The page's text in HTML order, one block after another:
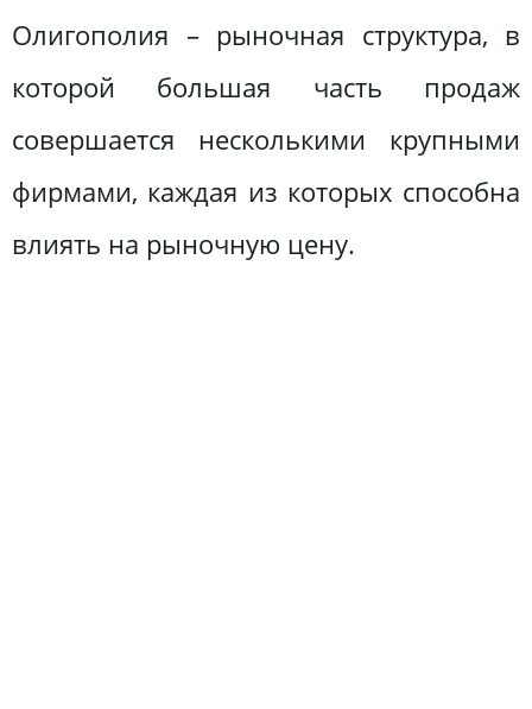
Олигополия – рыночная структура, в
которой большая часть продаж
совершается несколькими крупными
фирмами, каждая из которых способна
влиять на рыночную цену.